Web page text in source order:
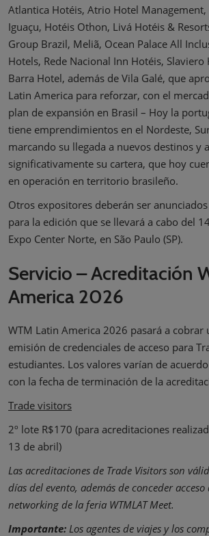
Atlantica Hotéis, Atrio Hotel
Iguaçu, Hotéis Othon, Livá Hotéis &
Group Brazil, Meliã, Ocean Palace All
Hotels, Rede Nacional Inn Hotéis,
Barra Hotel, además de Vila Galé, que
Latin America para reforzar, con el
plan de expansión en Brasil – Hoy la
tiene emprendimientos en el Nordeste,
marcando su llegada a nuevos destinos y
significativamente su cartera, que hoy
en operación en territorio brasileño.
Otros expositores deberán ser
para la edición que se llevará a cabo del
Expo Center Norte, en São Paulo (SP).
Servicio – Acreditación
America 2026
WTM Latin America 2026 pasará a cobrar
emisión de credenciales de acceso para
estudiantes. Los valores varían de
con la fecha de terminación de la
Trade visitors
2º lote R$170 (para acreditaciones
13 de abril)
Las acreditaciones de Trade Visitors son
días del evento, además de conceder
networking de la feria WTMLAT Meet.
Importante: Los agentes de viajes y los